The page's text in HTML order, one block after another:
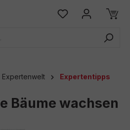
Expertenwelt Expertentipps
Bäume wachsen